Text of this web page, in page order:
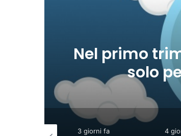
assunzioni nelle
il lavoro